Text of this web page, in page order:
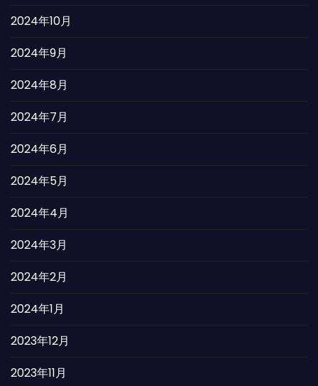
2024年10月
2024年9月
2024年8月
2024年7月
2024年6月
2024年5月
2024年4月
2024年3月
2024年2月
2024年1月
2023年12月
2023年11月